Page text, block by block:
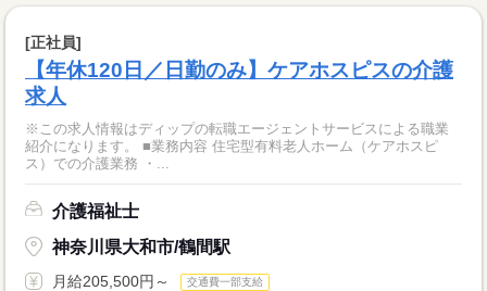
[正社員]
【年休120日／日勤のみ】ケアホスピスの介護
求人
※この求人情報はディップの転職エージェントサービスによる職業
紹介になります。 ■業務内容 住宅型有料老人ホーム（ケアホスピ
ス）での介護業務 ・...
介護福祉士
神奈川県大和市/鶴間駅
月給205,500円～ 交通費一部支給